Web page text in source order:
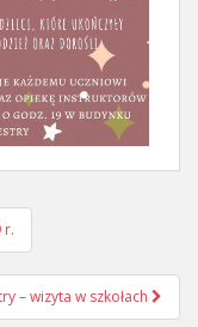
r.
– wizyta w szkołach